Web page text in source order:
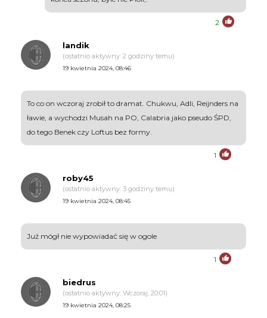
2
landik
(ostatnio aktywny: 2 godziny temu)
19 kwietnia 2024, 08:46
To co on wczoraj zrobił to dramat. Chukwu, Adli, Reijnders na
ławie, a wychodzi Musah na PO, Calabria jako pseudo ŚPD,
do tego Benek czy Loftus bez formy.
1
roby45
(ostatnio aktywny: 3 godziny temu)
19 kwietnia 2024, 08:45
Już mógł nie wypowiadać się w ogole
1
biedrus
(ostatnio aktywny: Wczoraj, 20:01)
19 kwietnia 2024, 08:25